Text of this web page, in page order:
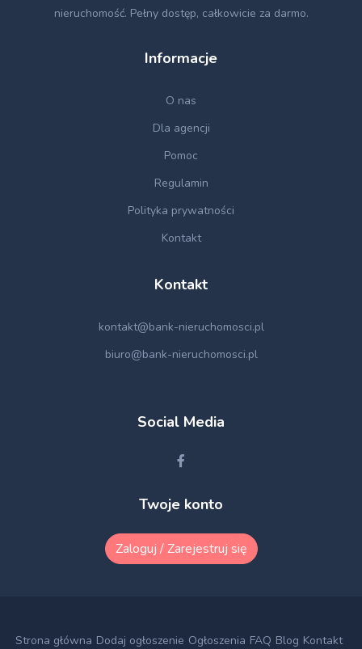
nieruchomość. Pełny dostęp, całkowicie za darmo.
Informacje
O nas
Dla agencji
Pomoc
Regulamin
Polityka prywatności
Kontakt
Kontakt
kontakt@bank-nieruchomosci.pl
biuro@bank-nieruchomosci.pl
Social Media
Twoje konto
Zaloguj / Zarejestruj się
Strona główna Dodaj ogłoszenie Ogłoszenia FAQ Blog Kontakt